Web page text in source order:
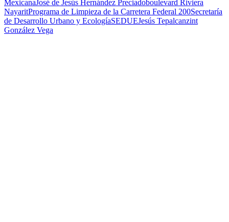
MexicanaJosé de Jesús Hernández Preciadoboulevard Riviera
NayaritPrograma de Limpieza de la Carretera Federal 200Secretaría
de Desarrollo Urbano y EcologíaSEDUEJesús Tepalcanzint
González Vega